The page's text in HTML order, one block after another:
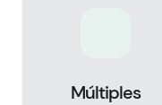
Múltiples